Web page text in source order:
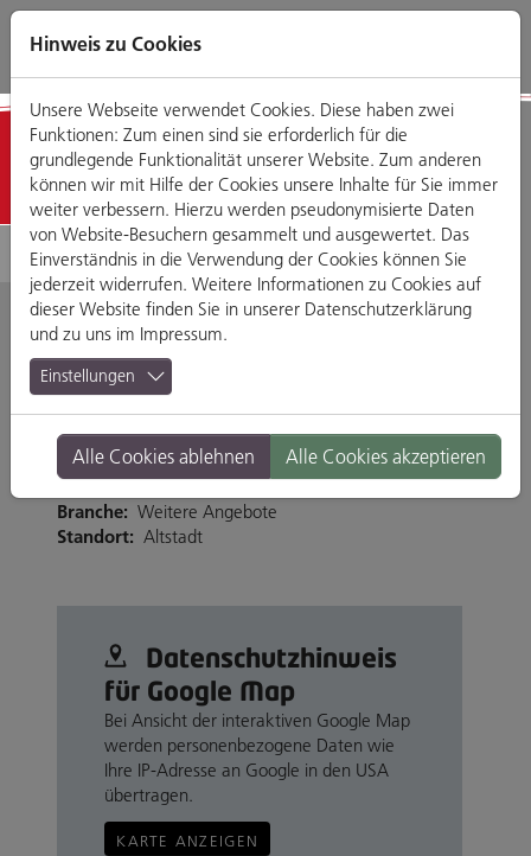
Direkt
zum
Zum
Hauptmenü
Zum
Footermenü
Zur
Website-
Geschäfte
Fielmann
Weiße-Lilien-Straße 7, 93047 Regensburg
Tel. 094153081
https://www.fielmann.de/0476
Branche: Weitere Angebote
Standort: Altstadt
Datenschutz­hinweis
für Google Map
Bei Ansicht der interaktiven Google Map
werden personenbezogene Daten wie
Ihre IP-Adresse an Google in den USA
übertragen.
KARTE ANZEIGEN
Hinweis zu Cookies
Unsere Webseite verwendet Cookies. Diese haben zwei
Funktionen: Zum einen sind sie erforderlich für die
grundlegende Funktionalität unserer Website. Zum anderen
können wir mit Hilfe der Cookies unsere Inhalte für Sie immer
weiter verbessern. Hierzu werden pseudonymisierte Daten
von Website-Besuchern gesammelt und ausgewertet. Das
Einverständnis in die Verwendung der Cookies können Sie
jederzeit widerrufen. Weitere Informationen zu Cookies auf
dieser Website finden Sie in unserer Datenschutzerklärung
und zu uns im Impressum.
Einstellungen
Alle Cookies ablehnen Alle Cookies akzeptieren